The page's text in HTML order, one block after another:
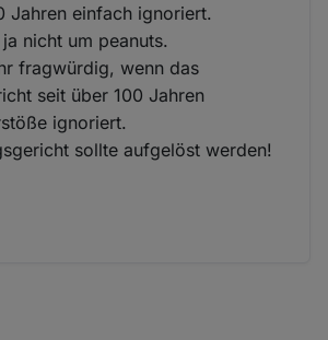
Jahren einfach ignoriert.
nicht um peanuts.
fragwürdig, wenn das
seit über 100 Jahren
ignoriert.
sollte aufgelöst werden!